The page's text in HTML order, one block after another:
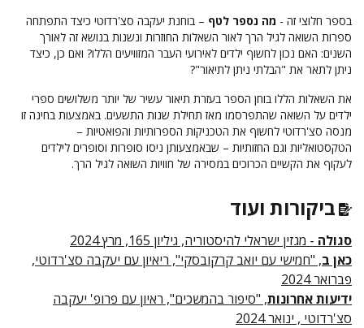
בספר חלוצי זה - מה נספר לטף – בוחנת יעקבה סצ'רדוטי כיצד התפתחה
ספרות השואה לגיל הרך לאור השאלות החוזרות ונשנות בנושא זה לאורך
השנים: האם נכון לחשוף ילדים לאירועי העבר המזוויעים הללו? ואם כן, כיצד
ניתן לתאר את "הבלתי ניתן לתיאור"?
את השאלות הללו בוחן הספר בעזרת תיאור עשיר של יותר משלושים ספרי
ילדים על השואה שהתפרסמו מאז תחילת שנות התשעים. באמצעות בחינה זו
מנסה סצ'רדוטי לחשוף את הטכניקות הספרותיות והפואטיות –
הטקסטואליות וגם החזותיות – שבאמצעותן ניסו סופרות וסופרים לילדים
לעקוף את הקשיים הכרוכים במסירה של חוויות השואה לגיל הרך.
ביקורות ועוד
סגולה - מגזין ישראלי להיסטוריה, גיליון 165, מרץ 2024
כאן ב, "חמישי עם יואב קרקובסקי", ריאיון עם יעקבה סצ'רדוטי,
פברואר 2024
ידיעות אחרונות, "סיפור בהמשכים", ראיון עם פרופ' יעקבה
סצ'רדוטי , ינואר 2024